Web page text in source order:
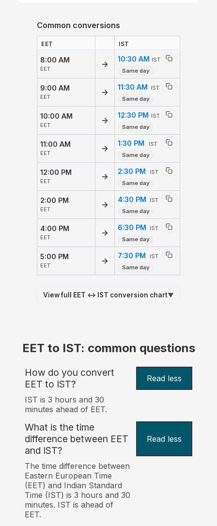
Common conversions
EET IST
8:00 AM
EET
→
10:30 AM IST
Same day
9:00 AM
EET
→
11:30 AM IST
Same day
10:00 AM
EET
→
12:30 PM IST
Same day
11:00 AM
EET
→
1:30 PM
IST
Same day
12:00 PM
EET
→
2:30 PM
IST
Same day
2:00 PM
EET
→
4:30 PM
IST
Same day
4:00 PM
EET
→
6:30 PM
IST
Same day
5:00 PM
EET
→
7:30 PM
IST
Same day
View full EET ↔ IST conversion chart▼
EET to IST: common questions
How do you convert
EET to IST?
Read less
IST is 3 hours and 30
minutes ahead of EET.
What is the time
difference between EET
and IST?
Read less
The time difference between
Eastern European Time
(EET) and Indian Standard
Time (IST) is 3 hours and 30
minutes. IST is ahead of
EET.